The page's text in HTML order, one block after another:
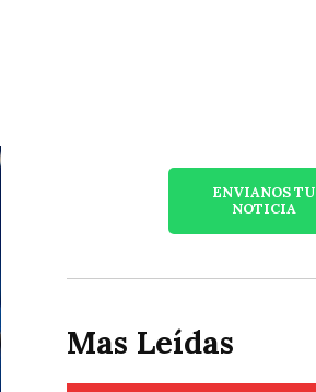
ENVIANOS TU
NOTICIA
Mas Leídas